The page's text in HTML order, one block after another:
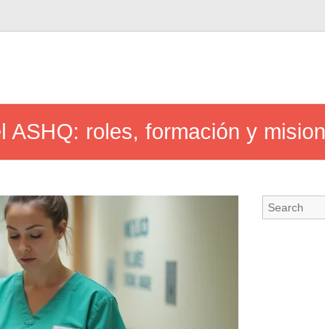
ASHQ: roles, formación y